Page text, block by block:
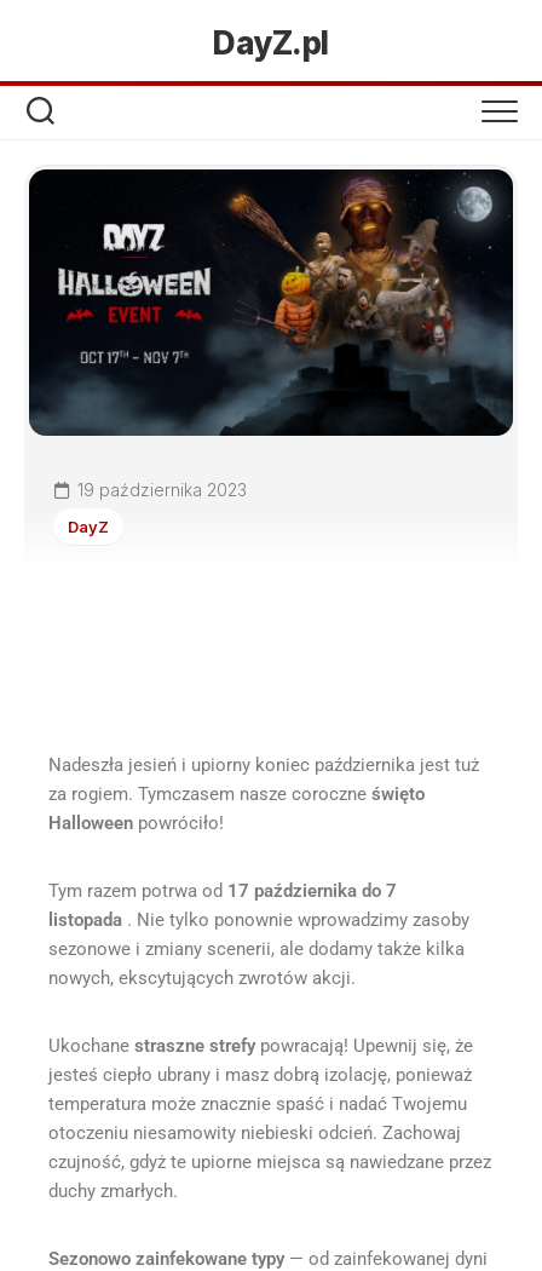
DayZ.pl
19 października 2023
DayZ
Nadeszła jesień i upiorny koniec października jest tuż
za rogiem. Tymczasem nasze coroczne święto
Halloween powróciło!
Tym razem potrwa od 17 października do 7
listopada . Nie tylko ponownie wprowadzimy zasoby
sezonowe i zmiany scenerii, ale dodamy także kilka
nowych, ekscytujących zwrotów akcji.
Ukochane straszne strefypowracają! Upewnij się, że
jesteś ciepło ubrany i masz dobrą izolację, ponieważ
temperatura może znacznie spaść i nadać Twojemu
otoczeniu niesamowity niebieski odcień. Zachowaj
czujność, gdyż te upiorne miejsca są nawiedzane przez
duchy zmarłych.
Sezonowo zainfekowane typy— od zainfekowanej dyni